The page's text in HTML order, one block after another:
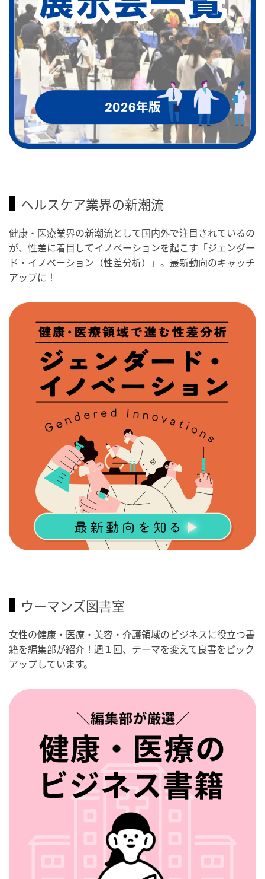
ヘルスケア業界の新潮流
健康・医療業界の新潮流として国内外で注目されているの
が、性差に着目してイノベーションを起こす「ジェンダー
ド・イノベーション（性差分析）」。最新動向のキャッチ
アップに！
ウーマンズ図書室
女性の健康・医療・美容・介護領域のビジネスに役立つ書
籍を編集部が紹介！週１回、テーマを変えて良書をピック
アップしています。